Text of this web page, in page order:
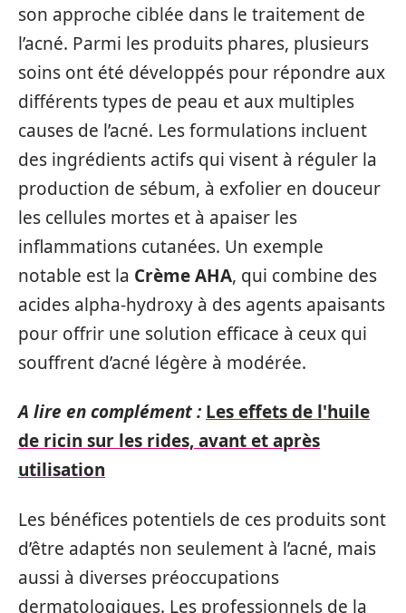
son approche ciblée dans le traitement de
l’acné. Parmi les produits phares, plusieurs
soins ont été développés pour répondre aux
différents types de peau et aux multiples
causes de l’acné. Les formulations incluent
des ingrédients actifs qui visent à réguler la
production de sébum, à exfolier en douceur
les cellules mortes et à apaiser les
inflammations cutanées. Un exemple
notable est la Crème AHA, qui combine des
acides alpha-hydroxy à des agents apaisants
pour offrir une solution efficace à ceux qui
souffrent d’acné légère à modérée.
A lire en complément : Les effets de l'huile
de ricin sur les rides, avant et après
utilisation
Les bénéfices potentiels de ces produits sont
d’être adaptés non seulement à l’acné, mais
aussi à diverses préoccupations
dermatologiques. Les professionnels de la